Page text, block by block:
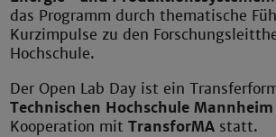
das Programm durch thematische
Kurzimpulse zu den
Hochschule.
Der Open Lab Day ist ein
Technischen Hochschule Mannheim
Kooperation mitTransforMA statt.